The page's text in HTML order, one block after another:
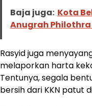
Baja juga: Kota
Anugrah Philothra
Rasyid juga
melaporkan harta
Tentunya, segala
bersih dari KKN patut